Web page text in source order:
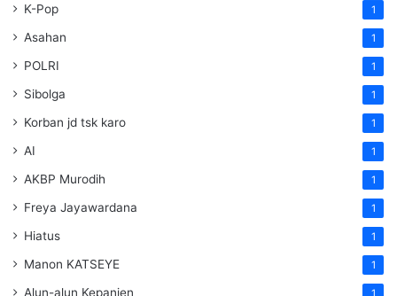
K-Pop 1
Asahan 1
POLRI 1
Sibolga 1
Korban jd tsk karo 1
AI 1
AKBP Murodih 1
Freya Jayawardana 1
Hiatus 1
Manon KATSEYE 1
Alun-alun Kepanjen 1